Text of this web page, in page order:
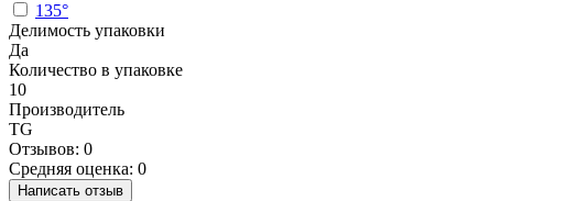
135°
Делимость упаковки
Да
Количество в упаковке
10
Производитель
TG
Отзывов: 0
Средняя оценка: 0
Написать отзыв